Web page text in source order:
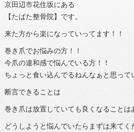
京田辺市花住坂にある
【たばた整骨院】です。
来た方から楽になっていってます！！
巻き爪でお悩みの方！！
今爪の違和感で悩んでいる方！！
ちょっと食い込んでるねんなぁと思って
断言できることは
巻き爪は放置していても良くなることは
どうしようと悩んでいたらまずは来てく